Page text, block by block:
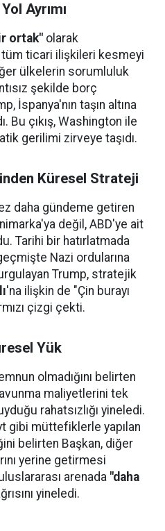
Ayrımı
ortak" olarak
ticari ilişkileri kesmeyi
ülkelerin sorumluluk
şekilde borç
İspanya'nın taşın altına
Bu çıkış, Washington ile
gerilimi zirveye taşıdı.
Küresel Strateji
daha gündeme getiren
değil, ABD'ye ait
Tarihi bir hatırlatmada
Nazi ordularına
Trump, stratejik
'na ilişkin de "Çin burayı
çizgi çekti.
Yük
olmadığını belirten
maliyetlerini tek
rahatsızlığı yineledi.
gibi müttefiklerle yapılan
belirten Başkan, diğer
yerine getirmesi
arenada "daha
yineledi.